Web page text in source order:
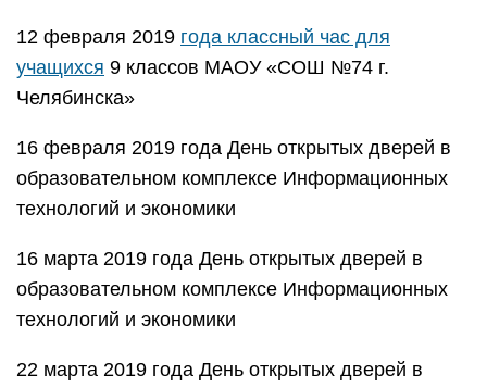
12 февраля 2019 года классный час для
учащихся 9 классов МАОУ «СОШ №74 г.
Челябинска»
16 февраля 2019 года День открытых дверей в
образовательном комплексе Информационных
технологий и экономики
16 марта 2019 года День открытых дверей в
образовательном комплексе Информационных
технологий и экономики
22 марта 2019 года День открытых дверей в